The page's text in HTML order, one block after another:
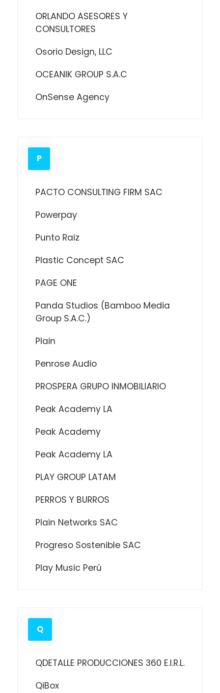
ORLANDO ASESORES Y
CONSULTORES
Osorio Design, LLC
OCEANIK GROUP S.A.C
OnSense Agency
P
PACTO CONSULTING FIRM SAC
Powerpay
Punto Raiz
Plastic Concept SAC
PAGE ONE
Panda Studios (Bamboo Media
Group S.A.C.)
Plain
Penrose Audio
PROSPERA GRUPO INMOBILIARIO
Peak Academy LA
Peak Academy
Peak Academy LA
PLAY GROUP LATAM
PERROS Y BURROS
Plain Networks SAC
Progreso Sostenible SAC
Play Music Perú
Q
QDETALLE PRODUCCIONES 360 E.I.R.L.
QiBox